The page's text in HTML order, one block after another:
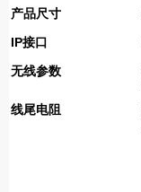
产品尺寸
IP接口
无线参数
线尾电阻